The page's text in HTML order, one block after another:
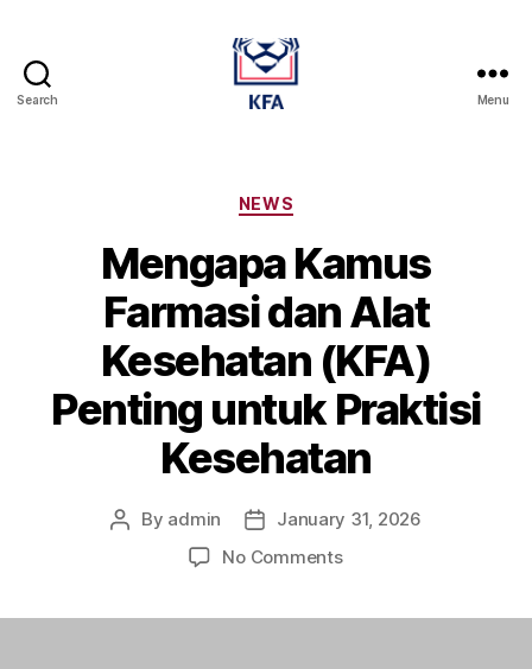
Search
Alat
Kesehatan
Menu
Categories
NEWS
Mengapa Kamus
Farmasi dan Alat
Kesehatan (KFA)
Penting untuk Praktisi
Kesehatan
Post
By admin
Post
date
January 31, 2026
No Commentson